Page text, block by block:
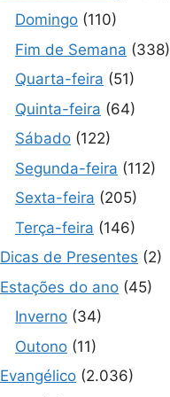
Domingo (110)
Fim de Semana (338)
Quarta-feira (51)
Quinta-feira (64)
Sábado (122)
Segunda-feira (112)
Sexta-feira (205)
Terça-feira (146)
Dicas de Presentes (2)
Estações do ano (45)
Inverno (34)
Outono (11)
Evangélico (2.036)